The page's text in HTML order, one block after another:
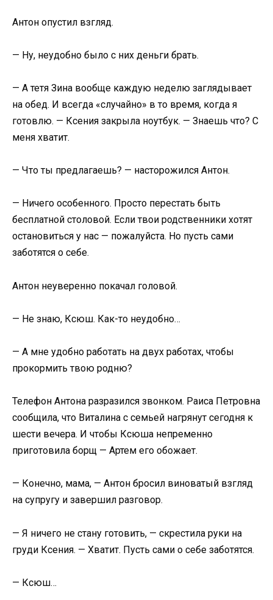
Антон опустил взгляд.
— Ну, неудобно было с них деньги брать.
— А тетя Зина вообще каждую неделю заглядывает
на обед. И всегда «случайно» в то время, когда я
готовлю. — Ксения закрыла ноутбук. — Знаешь что? С
меня хватит.
— Что ты предлагаешь? — насторожился Антон.
— Ничего особенного. Просто перестать быть
бесплатной столовой. Если твои родственники хотят
остановиться у нас — пожалуйста. Но пусть сами
заботятся о себе.
Антон неуверенно покачал головой.
— Не знаю, Ксюш. Как-то неудобно…
— А мне удобно работать на двух работах, чтобы
прокормить твою родню?
Телефон Антона разразился звонком. Раиса Петровна
сообщила, что Виталина с семьей нагрянут сегодня к
шести вечера. И чтобы Ксюша непременно
приготовила борщ — Артем его обожает.
— Конечно, мама, — Антон бросил виноватый взгляд
на супругу и завершил разговор.
— Я ничего не стану готовить, — скрестила руки на
груди Ксения. — Хватит. Пусть сами о себе заботятся.
— Ксюш…